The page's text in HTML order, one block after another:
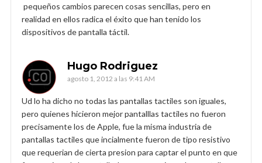
pequeños cambios parecen cosas sencillas, pero en
realidad en ellos radica el éxito que han tenido los
dispositivos de pantalla táctil.
Hugo Rodriguez
agosto 1, 2012 a las 9:41 AM
Ud lo ha dicho no todas las pantallas tactiles son iguales,
pero quienes hicieron mejor pantalllas tactiles no fueron
precisamente los de Apple, fue la misma industria de
pantallas tactiles que incialmente fueron de tipo resistivo
que requerian de cierta presion para captar el punto en que